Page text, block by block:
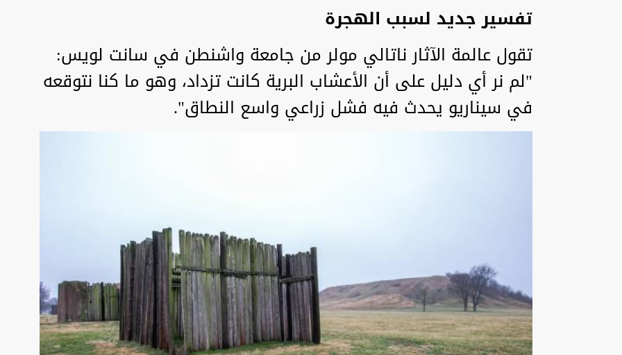
تفسير جديد لسبب الهجرة
تقول عالمة الآثار ناتالي مولر من جامعة واشنطن في سانت لويس:
"لم نر أي دليل على أن الأعشاب البرية كانت تزداد، وهو ما كنا نتوقعه
في سيناريو يحدث فيه فشل زراعي واسع النطاق".